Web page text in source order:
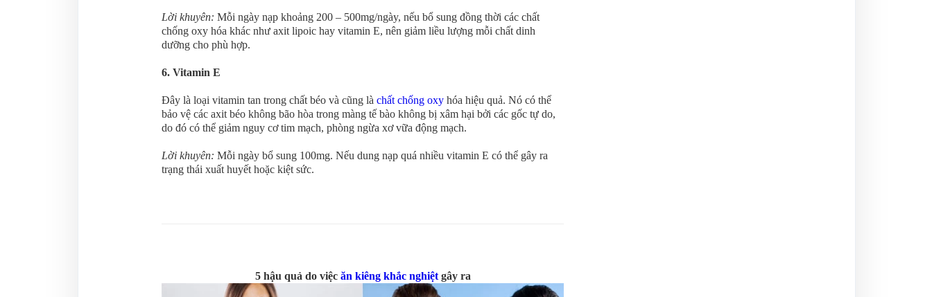
Lời khuyên: Mỗi ngày nạp khoảng 200 – 500mg/ngày, nếu bổ sung đồng thời các chất
chống oxy hóa khác như axit lipoic hay vitamin E, nên giảm liều lượng mỗi chất dinh
dưỡng cho phù hợp.
6. Vitamin E
Đây là loại vitamin tan trong chất béo và cũng là chất chống oxy hóa hiệu quả. Nó có thể
bảo vệ các axit béo không bão hòa trong màng tế bào không bị xâm hại bởi các gốc tự do,
do đó có thể giảm nguy cơ tim mạch, phòng ngừa xơ vữa động mạch.
Lời khuyên: Mỗi ngày bổ sung 100mg. Nếu dung nạp quá nhiều vitamin E có thể gây ra
trạng thái xuất huyết hoặc kiệt sức.
5 hậu quả do việc ăn kiêng khắc nghiệtgây ra